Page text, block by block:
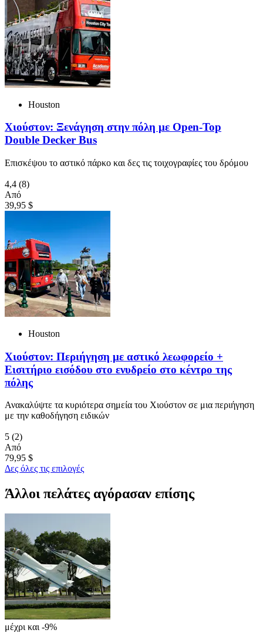
Houston
Χιούστον: Ξενάγηση στην πόλη με Open-Top
Double Decker Bus
Επισκέψου το αστικό πάρκο και δες τις τοιχογραφίες του δρόμου
4,4 (8)
Από
39,95 $
Houston
Χιούστον: Περιήγηση με αστικό λεωφορείο +
Εισιτήριο εισόδου στο ενυδρείο στο κέντρο της
πόλης
Ανακαλύψτε τα κυριότερα σημεία του Χιούστον σε μια περιήγηση
με την καθοδήγηση ειδικών
5 (2)
Από
79,95 $
Δες όλες τις επιλογές
Άλλοι πελάτες αγόρασαν επίσης
μέχρι και -9%